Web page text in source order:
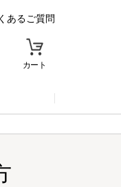
あるご質問
カート